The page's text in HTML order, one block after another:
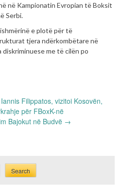
në Kampionatin Evropian të Boksit
Serbi.
e plotë për të
tjera ndërkombëtare në
me të cilën po
Filippatos, vizitoi Kosovën,
për FBoxK-në
Bajokut në Budvë →
Search